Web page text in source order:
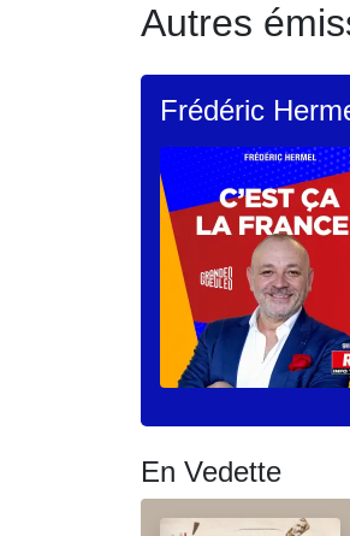
Autres
Frédéric
En Vedette